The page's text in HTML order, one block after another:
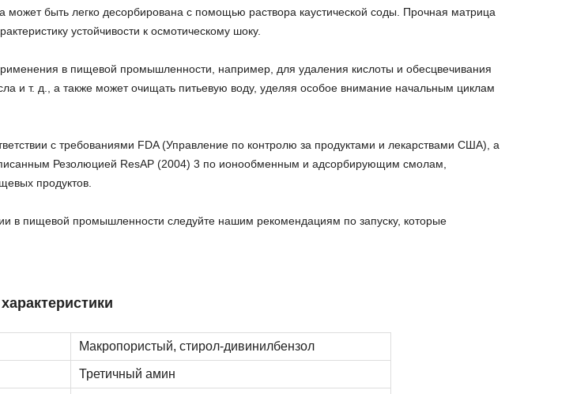
может быть легко десорбирована с помощью раствора каустической соды. Прочная матрица
устойчивости к осмотическому шоку.
в пищевой промышленности, например, для удаления кислоты и обесцвечивания
и т. д., а также может очищать питьевую воду, уделяя особое внимание начальным циклам
с требованиями FDA (Управление по контролю за продуктами и лекарствами США), а
Резолюцией ResAP (2004) 3 по ионообменным и адсорбирующим смолам,
продуктов.
в пищевой промышленности следуйте нашим рекомендациям по запуску, которые
Макропористый, стирол-дивинилбензол
Третичный амин